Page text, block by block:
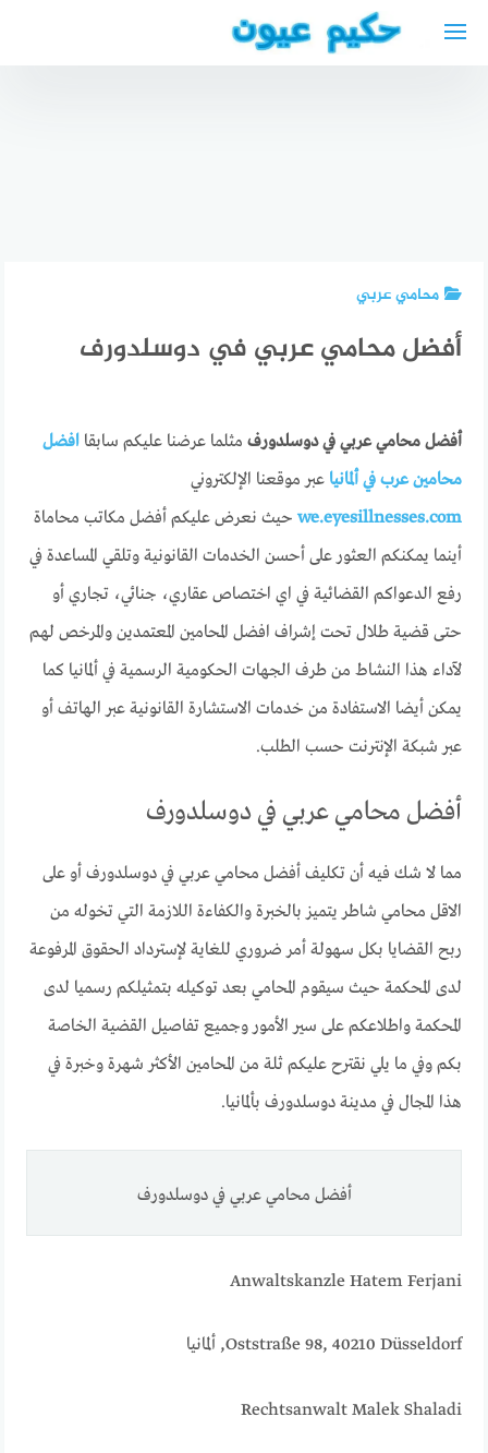
محامي عربي
أفضل محامي عربي في دوسلدورف
أفضل محامي عربي في دوسلدورف مثلما عرضنا عليكم سابقاافضل
محامين عرب في ألمانيا عبر موقعنا الإلكتروني
we.eyesillnesses.com حيث نعرض عليكم أفضل مكاتب محاماة
أينما يمكنكم العثور على أحسن الخدمات القانونية وتلقي المساعدة في
رفع الدعواكم القضائية في اي اختصاص عقاري، جنائي، تجاري أو
حتى قضية طلال تحت إشراف افضل المحامين المعتمدين والمرخص لهم
لآداء هذا النشاط من طرف الجهات الحكومية الرسمية في ألمانيا كما
يمكن أيضا الاستفادة من خدمات الاستشارة القانونية عبر الهاتف أو
عبر شبكة الإنترنت حسب الطلب.
أفضل محامي عربي في دوسلدورف
مما لا شك فيه أن تكليف أفضل محامي عربي في دوسلدورف أو على
الاقل محامي شاطر يتميز بالخبرة والكفاءة اللازمة التي تخوله من
ربح القضايا بكل سهولة أمر ضروري للغاية لإسترداد الحقوق المرفوعة
لدى المحكمة حيث سيقوم المحامي بعد توكيله بتمثيلكم رسميا لدى
المحكمة واطلاعكم على سير الأمور وجميع تفاصيل القضية الخاصة
بكم وفي ما يلي نقترح عليكم ثلة من المحامين الأكثر شهرة وخبرة في
هذا المجال في مدينة دوسلدورف بألمانيا.
أفضل محامي عربي في دوسلدورف
Anwaltskanzle Hatem Ferjani
Oststraße 98, 40210 Düsseldorf, ألمانيا
Rechtsanwalt Malek Shaladi